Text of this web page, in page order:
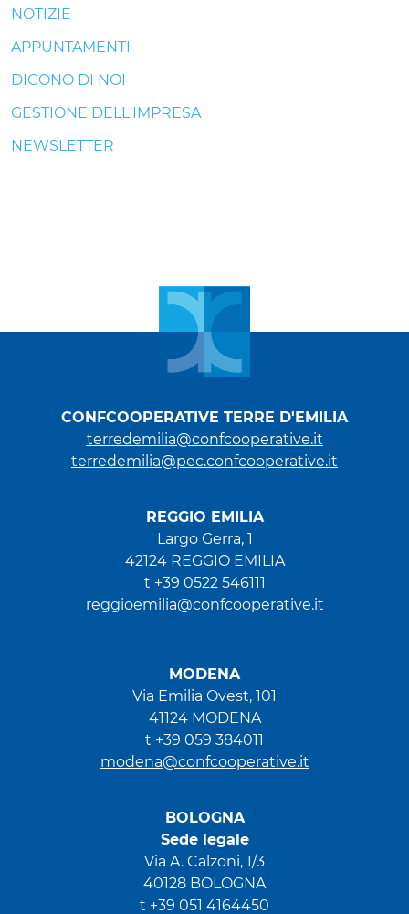
NOTIZIE
APPUNTAMENTI
DICONO DI NOI
GESTIONE DELL'IMPRESA
NEWSLETTER
CONFCOOPERATIVE TERRE D'EMILIA
terredemilia@confcooperative.it
terredemilia@pec.confcooperative.it
REGGIO EMILIA
Largo Gerra, 1
42124 REGGIO EMILIA
t +39 0522 546111
reggioemilia@confcooperative.it
MODENA
Via Emilia Ovest, 101
41124 MODENA
t +39 059 384011
modena@confcooperative.it
BOLOGNA
Sede legale
Via A. Calzoni, 1/3
40128 BOLOGNA
t +39 051 4164450